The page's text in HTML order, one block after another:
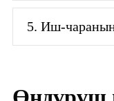
5. Иш-